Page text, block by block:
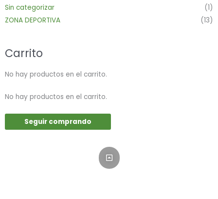
Sin categorizar
(1)
ZONA DEPORTIVA
(13)
Carrito
No hay productos en el carrito.
No hay productos en el carrito.
Seguir comprando